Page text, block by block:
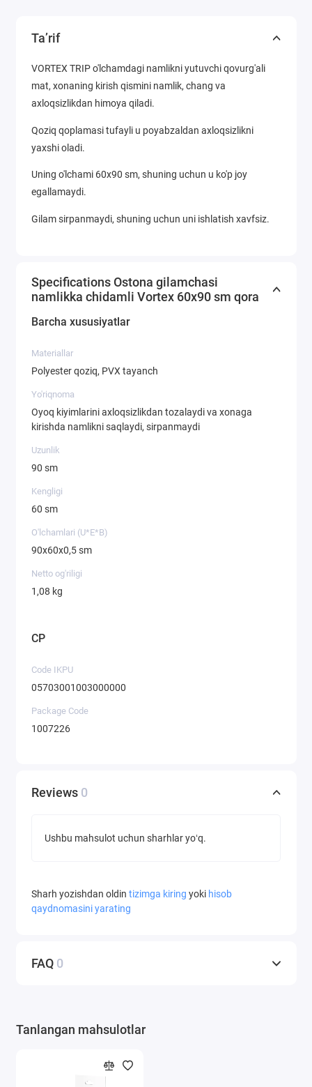
Ta’rif
VORTEX TRIP o'lchamdagi namlikni yutuvchi qovurg'ali
mat, xonaning kirish qismini namlik, chang va
axloqsizlikdan himoya qiladi.
Qoziq qoplamasi tufayli u poyabzaldan axloqsizlikni
yaxshi oladi.
Uning o'lchami 60x90 sm, shuning uchun u ko'p joy
egallamaydi.
Gilam sirpanmaydi, shuning uchun uni ishlatish xavfsiz.
Specifications Ostona gilamchasi
namlikka chidamli Vortex 60x90 sm qora
Barcha xususiyatlar
Materiallar
Polyester qoziq, PVX tayanch
Yo'riqnoma
Oyoq kiyimlarini axloqsizlikdan tozalaydi va xonaga
kirishda namlikni saqlaydi, sirpanmaydi
Uzunlik
90 sm
Kengligi
60 sm
O'lchamlari (U*E*B)
90х60х0,5 sm
Netto og'riligi
1,08 kg
CP
Code IKPU
05703001003000000
Package Code
1007226
Reviews 0
Ushbu mahsulot uchun sharhlar yoʻq.
Sharh yozishdan oldin tizimga kiring yoki hisob
qaydnomasini yarating
FAQ 0
Tanlangan mahsulotlar